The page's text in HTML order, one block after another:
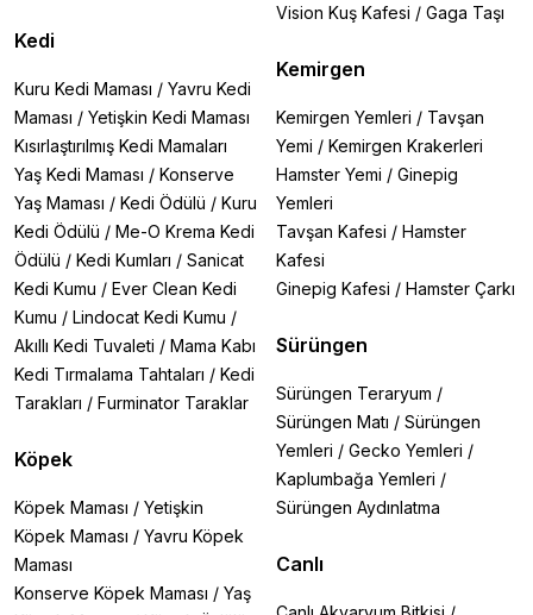
Kedi
Kuru Kedi Maması / Yavru Kedi
Maması / Yetişkin Kedi Maması
Kısırlaştırılmış Kedi Mamaları
Yaş Kedi Maması / Konserve
Yaş Maması / Kedi Ödülü / Kuru
Kedi Ödülü / Me-O Krema Kedi
Ödülü / Kedi Kumları / Sanicat
Kedi Kumu / Ever Clean Kedi
Kumu / Lindocat Kedi Kumu /
Akıllı Kedi Tuvaleti / Mama Kabı
Kedi Tırmalama Tahtaları / Kedi
Tarakları / Furminator Taraklar
Köpek
Köpek Maması / Yetişkin
Köpek Maması / Yavru Köpek
Maması
Konserve Köpek Maması / Yaş
Vision Kuş Kafesi / Gaga Taşı
Kemirgen
Kemirgen Yemleri / Tavşan
Yemi / Kemirgen Krakerleri
Hamster Yemi / Ginepig
Yemleri
Tavşan Kafesi / Hamster
Kafesi
Ginepig Kafesi / Hamster Çarkı
Sürüngen
Sürüngen Teraryum /
Sürüngen Matı / Sürüngen
Yemleri / Gecko Yemleri /
Kaplumbağa Yemleri /
Sürüngen Aydınlatma
Canlı